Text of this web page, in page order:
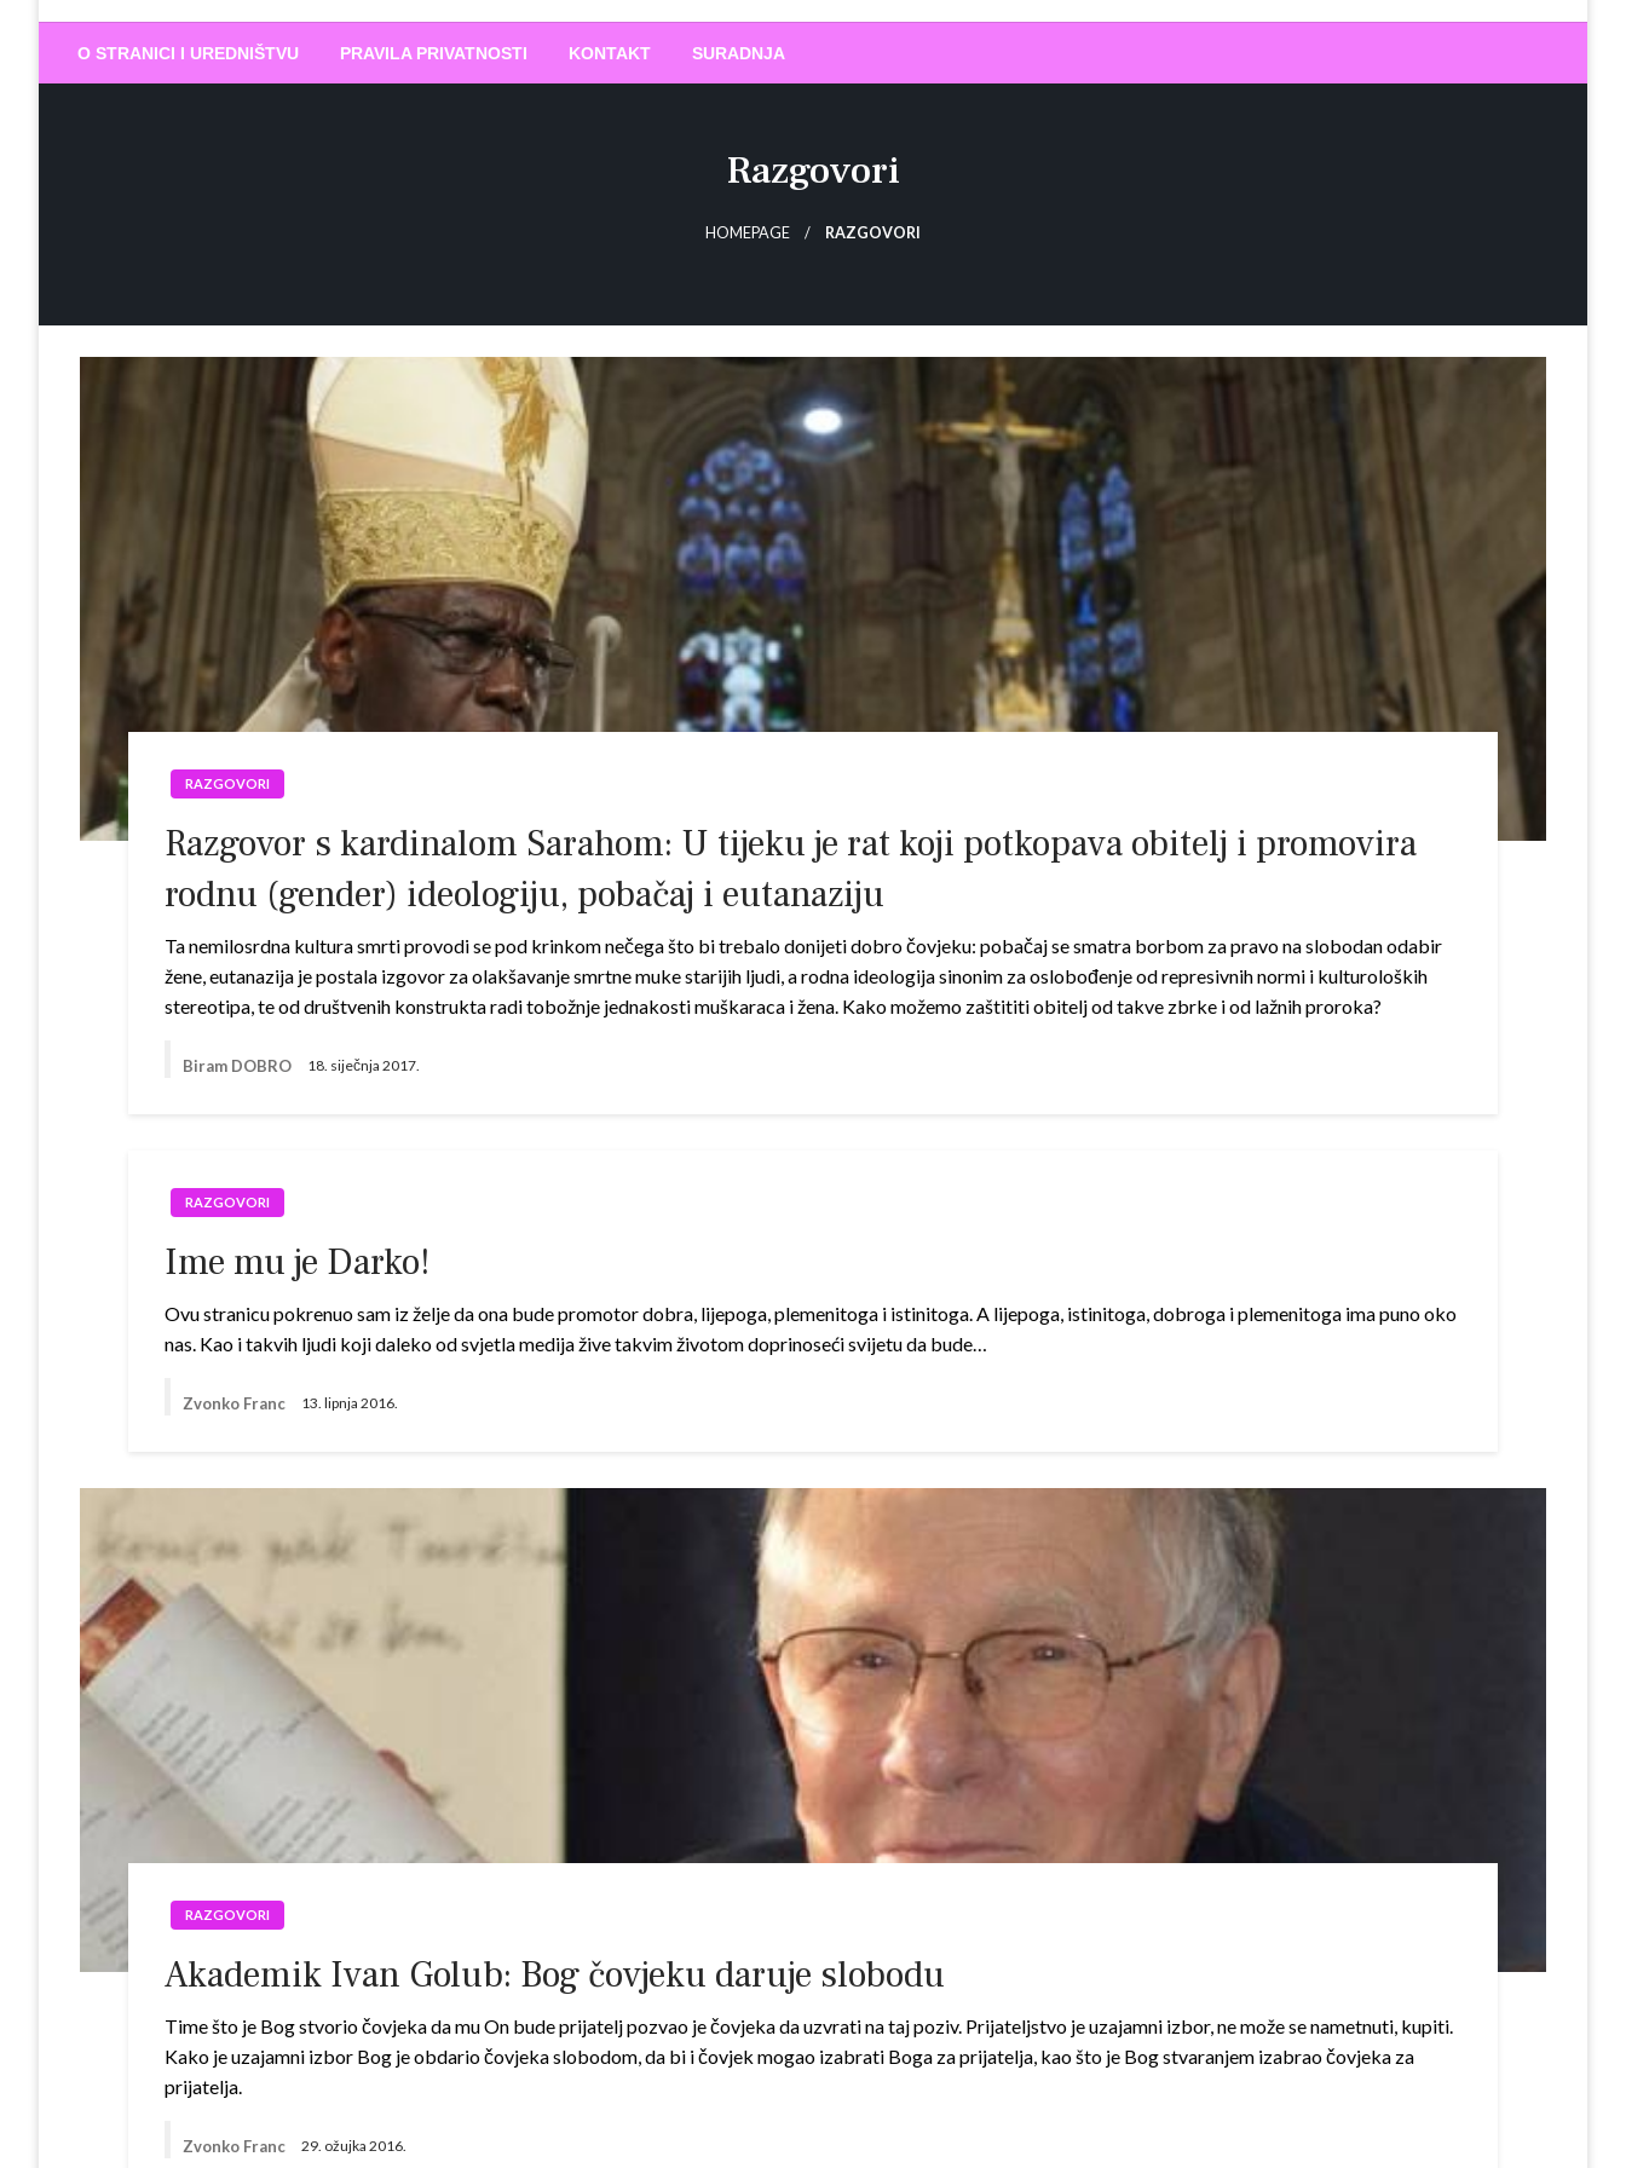
Biram DOBRO
O STRANICI I UREDNIŠTVU PRAVILA PRIVATNOSTI KONTAKT SURADNJA
Razgovori
HOMEPAGE RAZGOVORI
RAZGOVORI
Razgovor s kardinalom Sarahom: U tijeku je rat koji potkopava obitelj i promovira
rodnu (gender) ideologiju, pobačaj i eutanaziju
Ta nemilosrdna kultura smrti provodi se pod krinkom nečega što bi trebalo donijeti dobro čovjeku: pobačaj se smatra borbom za pravo na slobodan odabir
žene, eutanazija je postala izgovor za olakšavanje smrtne muke starijih ljudi, a rodna ideologija sinonim za oslobođenje od represivnih normi i kulturoloških
stereotipa, te od društvenih konstrukta radi tobožnje jednakosti muškaraca i žena. Kako možemo zaštititi obitelj od takve zbrke i od lažnih proroka?
Biram DOBRO 18. siječnja 2017.
RAZGOVORI
Ime mu je Darko!
Ovu stranicu pokrenuo sam iz želje da ona bude promotor dobra, lijepoga, plemenitoga i istinitoga. A lijepoga, istinitoga, dobroga i plemenitoga ima puno oko
nas. Kao i takvih ljudi koji daleko od svjetla medija žive takvim životom doprinoseći svijetu da bude…
Zvonko Franc 13. lipnja 2016.
RAZGOVORI
Akademik Ivan Golub: Bog čovjeku daruje slobodu
Time što je Bog stvorio čovjeka da mu On bude prijatelj pozvao je čovjeka da uzvrati na taj poziv. Prijateljstvo je uzajamni izbor, ne može se nametnuti, kupiti.
Kako je uzajamni izbor Bog je obdario čovjeka slobodom, da bi i čovjek mogao izabrati Boga za prijatelja, kao što je Bog stvaranjem izabrao čovjeka za
prijatelja.
Zvonko Franc 29. ožujka 2016.